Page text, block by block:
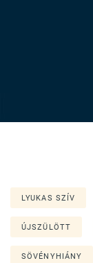
LYUKAS SZÍV
ÚJSZÜLÖTT
SÖVÉNYHIÁNY